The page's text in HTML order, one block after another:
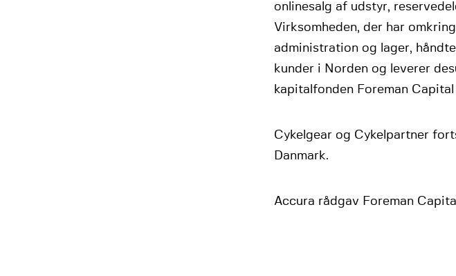
onlinesalg af udstyr,
Virksomheden, der har
administration og lager,
kunder i Norden og leverer
kapitalfonden Foreman Capital
Cykelgear og Cykelpartner
Danmark.
Accura rådgav Foreman